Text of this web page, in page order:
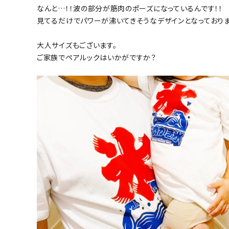
なんと…！！波の部分が筋肉のポーズになっているんです！！
見てるだけでパワーが沸いてきそうなデザインとなっており
大人サイズもございます。
ご家族でペアルックはいかがですか？